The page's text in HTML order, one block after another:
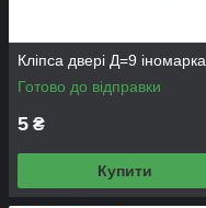
Кліпса двері Д=9 іномарка
Готово до відправки
5 ₴
Купити